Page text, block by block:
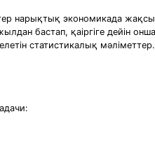
нарықтық экономикада
жылдан бастап, қаіргіге дейін
статистикалық мәліметтер.